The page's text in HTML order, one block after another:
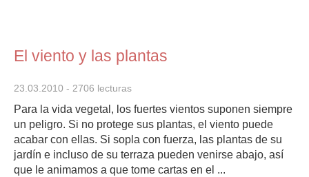
El viento y las plantas
23.03.2010 - 2706 lecturas
Para la vida vegetal, los fuertes vientos suponen siempre
un peligro. Si no protege sus plantas, el viento puede
acabar con ellas. Si sopla con fuerza, las plantas de su
jardín e incluso de su terraza pueden venirse abajo, así
que le animamos a que tome cartas en el ...